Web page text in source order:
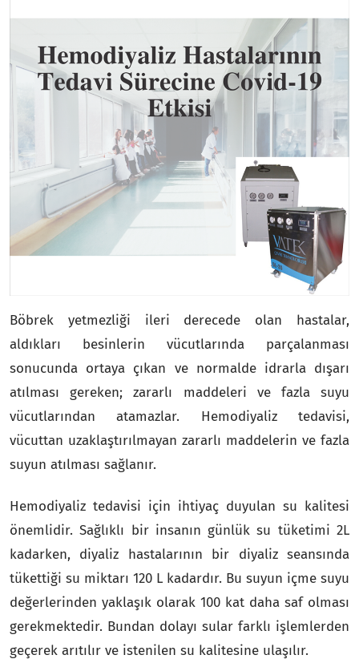
Böbrek yetmezliği ileri derecede olan hastalar,
aldıkları besinlerin vücutlarında parçalanması
sonucunda ortaya çıkan ve normalde idrarla dışarı
atılması gereken; zararlı maddeleri ve fazla suyu
vücutlarından atamazlar. Hemodiyaliz tedavisi,
vücuttan uzaklaştırılmayan zararlı maddelerin ve fazla
suyun atılması sağlanır.
Hemodiyaliz tedavisi için ihtiyaç duyulan su kalitesi
önemlidir. Sağlıklı bir insanın günlük su tüketimi 2L
kadarken, diyaliz hastalarının bir diyaliz seansında
tükettiği su miktarı 120 L kadardır. Bu suyun içme suyu
değerlerinden yaklaşık olarak 100 kat daha saf olması
gerekmektedir. Bundan dolayı sular farklı işlemlerden
geçerek arıtılır ve istenilen su kalitesine ulaşılır.